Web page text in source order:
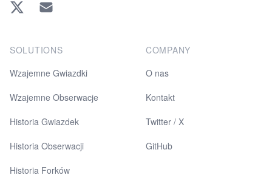
Twitter EMAIL
SOLUTIONS
Wzajemne Gwiazdki
Wzajemne Obserwacje
Historia Gwiazdek
Historia Obserwacji
Historia Forków
COMPANY
O nas
Kontakt
Twitter / X
GitHub